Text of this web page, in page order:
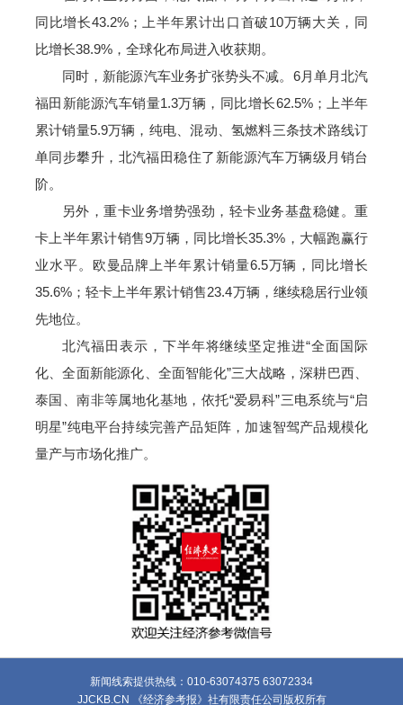
同比增长43.2%；上半年累计出口首破10万辆大关，同
比增长38.9%，全球化布局进入收获期。
同时，新能源汽车业务扩张势头不减。6月单月北汽
福田新能源汽车销量1.3万辆，同比增长62.5%；上半年
累计销量5.9万辆，纯电、混动、氢燃料三条技术路线订
单同步攀升，北汽福田稳住了新能源汽车万辆级月销台
阶。
另外，重卡业务增势强劲，轻卡业务基盘稳健。重
卡上半年累计销售9万辆，同比增长35.3%，大幅跑赢行
业水平。欧曼品牌上半年累计销量6.5万辆，同比增长
35.6%；轻卡上半年累计销售23.4万辆，继续稳居行业领
先地位。
北汽福田表示，下半年将继续坚定推进“全面国际
化、全面新能源化、全面智能化”三大战略，深耕巴西、
泰国、南非等属地化基地，依托“爱易科”三电系统与“启
明星”纯电平台持续完善产品矩阵，加速智驾产品规模化
量产与市场化推广。
新闻线索提供热线：010-63074375 63072334
JJCKB.CN 《经济参考报》社有限责任公司版权所有